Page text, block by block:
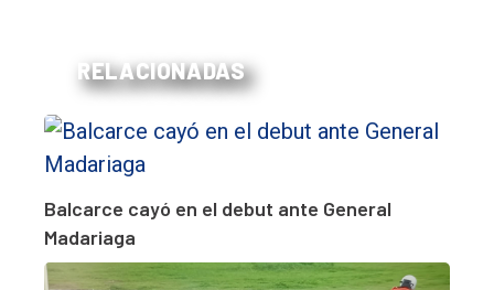
RELACIONADAS
Balcarce cayó en el debut ante General
Madariaga